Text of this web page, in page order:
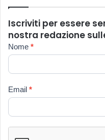
Iscriviti per essere
nostra redazione
Newsletter
Nome *
Email *